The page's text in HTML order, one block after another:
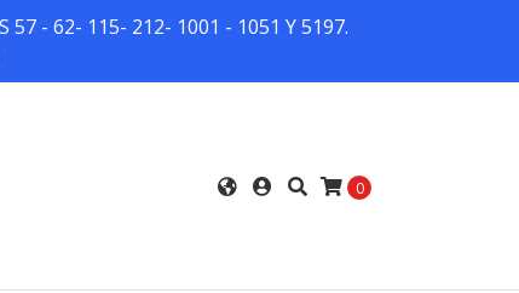
57 - 62- 115- 212- 1001 - 1051 Y 5197.
0